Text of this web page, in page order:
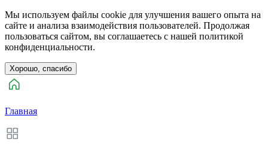
Мы используем файлы cookie для улучшения вашего опыта на
сайте и анализа взаимодействия пользователей. Продолжая
пользоваться сайтом, вы соглашаетесь с нашей политикой
конфиденциальности.
Хорошо, спасибо
Главная